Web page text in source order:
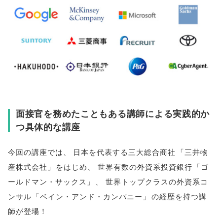
面接官を務めたこともある講師による実践的か
つ具体的な講座
今回の講座では 日本を代表する三大総合商社 「三井物
産株式会社 」 をはじめ 世界有数の外資系投資銀行 「ゴ
ールドマン・サックス 」
世界トップクラスの外資系コ
ンサル 「ベイン・アンド・カンパニー 」 の経歴を持つ講
師が登場！